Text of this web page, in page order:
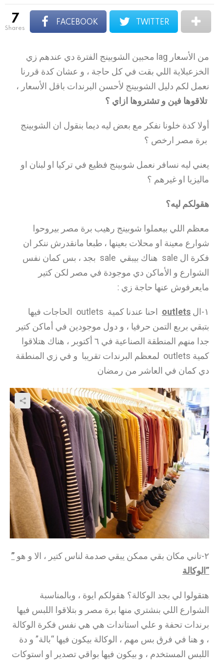
7
shares
FACEBOOK TWITTER
محبين الشوبينج الفترة دي عندهم زي lag من الأسعار
الخزعبلاية اللي بقت في كل حاجة ، و عشان كدة قررنا
نعمل لكم دليل الشوبينج لأحسن البرندات باقل الأسعار ،
أولا كدة خلونا نفكر مع بعض ليه ديما بنقول ان الشوبينج
يعني ليه نسافر نعمل شوبينج فظيع في تركيا او لبنان او
ماليزيا او غيرهم ؟
هقولكم ليه؟
معظم اللي بيعملوا شوبينج رهيب برة مصر بيروحوا
شوارع معينة او محلات بعينها ، طبعا مانقدرش ننكر ان
فكرة ال sale هناك بيبقي sale بجد ، بس كمان نفس
الشوارع و الأماكن دي موجودة في مصر لكن كتير
مايعرفوش عنها حاجة زي :
١-ال outlets
احنا عندنا كمية outlets الحاجات فيها
بتبقي بربع التمن حرفيا ، و دول موجودين في أماكن كتير
جدا منهم المنطقة الصناعية في ٦ أكتوبر ، هناك هتلاقوا
كمية outlets لمعظم البرندات تقريبا و في زي المنطقة
دي كمان في العاشر من رمضان
٢-تاني مكان بقي ممكن يبقي صدمة لناس كتير ، الا و هو
”
الوكالة”
هتقولوا لي بجد الوكالة؟ هقولكم ايوة ، وبالمناسبة
الشوارع اللي بنشتري منها برة مصر و بتلاقوا اللبس فيها
برندات تحفة و علي استاندات هي هي نفس فكرة الوكالة
، و هنا في فرق بس مهم ، الوكالة بيكون فيها “بالة” و دة
اللبس المستخدم ، و بيكون فيها بواقي تصدير او استوكات